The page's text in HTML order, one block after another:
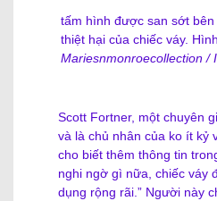
tấm hình được san sớt
thiệt hại của chiếc váy.
Mariesnmonroecollection /
Scott Fortner, một chuyên
và là chủ nhân của ko ít kỷ
cho biết thêm thông tin
nghi ngờ gì nữa, chiếc váy
dụng rộng rãi.” Người này